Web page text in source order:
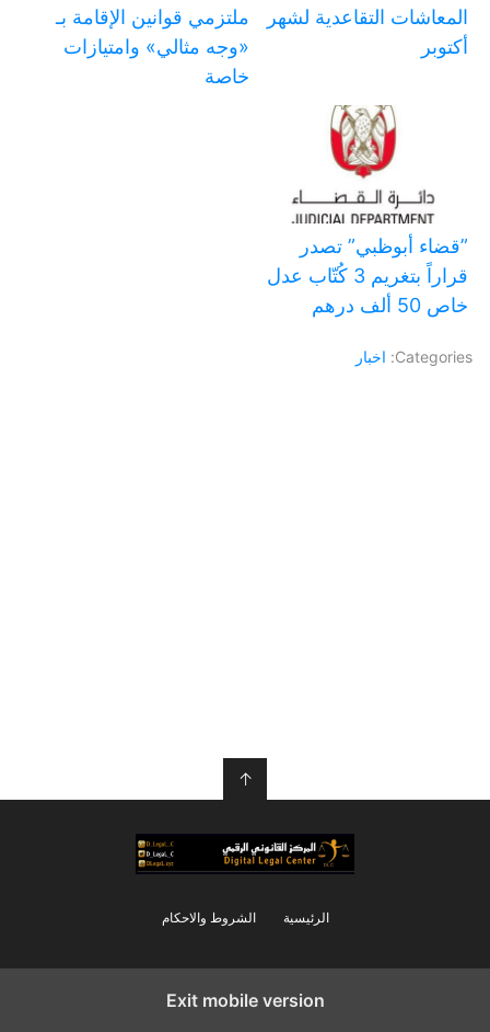
المعاشات التقاعدية لشهر
أكتوبر
ملتزمي قوانين الإقامة بـ
«وجه مثالي» وامتيازات
خاصة
‏”قضاء أبوظبي” تصدر
قراراً بتغريم 3 كُتّاب عدل
خاص 50 ألف درهم
Categories: اخبار
↑
الرئيسية الشروط والاحكام
Exit mobile version